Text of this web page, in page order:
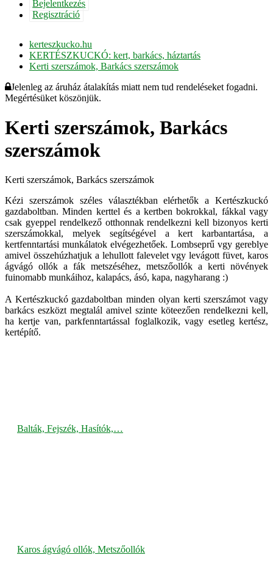
Bejelentkezés
Regisztráció
kerteszkucko.hu
KERTÉSZKUCKÓ: kert, barkács, háztartás
Kerti szerszámok, Barkács szerszámok
Jelenleg az áruház átalakítás miatt nem tud rendeléseket fogadni.
Megértésüket köszönjük.
Kerti szerszámok, Barkács
szerszámok
Kerti szerszámok, Barkács szerszámok
Kézi szerszámok széles választékban elérhetők a Kertészkuckó
gazdaboltban. Minden kerttel és a kertben bokrokkal, fákkal vagy
csak gyeppel rendelkező otthonnak rendelkezni kell bizonyos kerti
szerszámokkal, melyek segítségével a kert karbantartása, a
kertfenntartási munkálatok elvégezhetőek. Lombseprű vgy gereblye
amivel összehúzhatjuk a lehullott falevelet vgy levágott füvet, karos
ágvágó ollók a fák metszéséhez, metszőollók a kerti növények
fuinomabb munkáihoz, kalapács, ásó, kapa, nagyharang :)
A Kertészkuckó gazdaboltban minden olyan kerti szerszámot vagy
barkács eszközt megtalál amivel szinte köteezően rendelkezni kell,
ha kertje van, parkfenntartással foglalkozik, vagy esetleg kertész,
kertépítő.
Balták, Fejszék, Hasítók,…
Karos ágvágó ollók, Metszőollók